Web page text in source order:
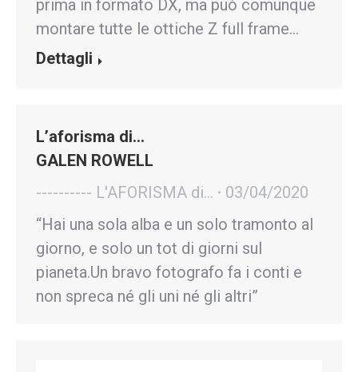
prima in formato DX, ma può comunque
montare tutte le ottiche Z full frame…
Dettagli
L’aforisma di…
GALEN ROWELL
---------- L'AFORISMA di...
03/04/2020
“Hai una sola alba e un solo tramonto al
giorno, e solo un tot di giorni sul
pianeta.Un bravo fotografo fa i conti e
non spreca né gli uni né gli altri”